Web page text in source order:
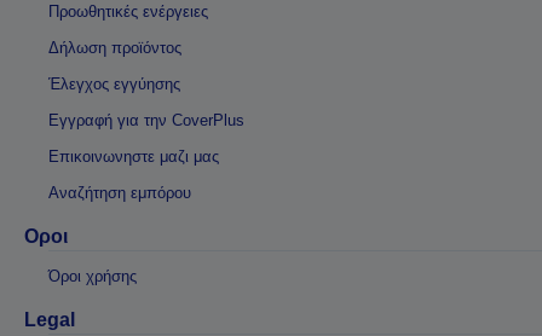
Προωθητικές ενέργειες
Δήλωση προϊόντος
Έλεγχος εγγύησης
Εγγραφή για την CoverPlus
Επικοινωνηστε μαζι μας
Αναζήτηση εμπόρου
Οροι
Όροι χρήσης
Legal